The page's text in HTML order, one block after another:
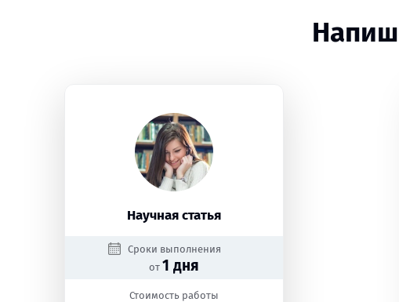
Научная статья
Сроки выполнения
от 1 дня
Стоимость работы